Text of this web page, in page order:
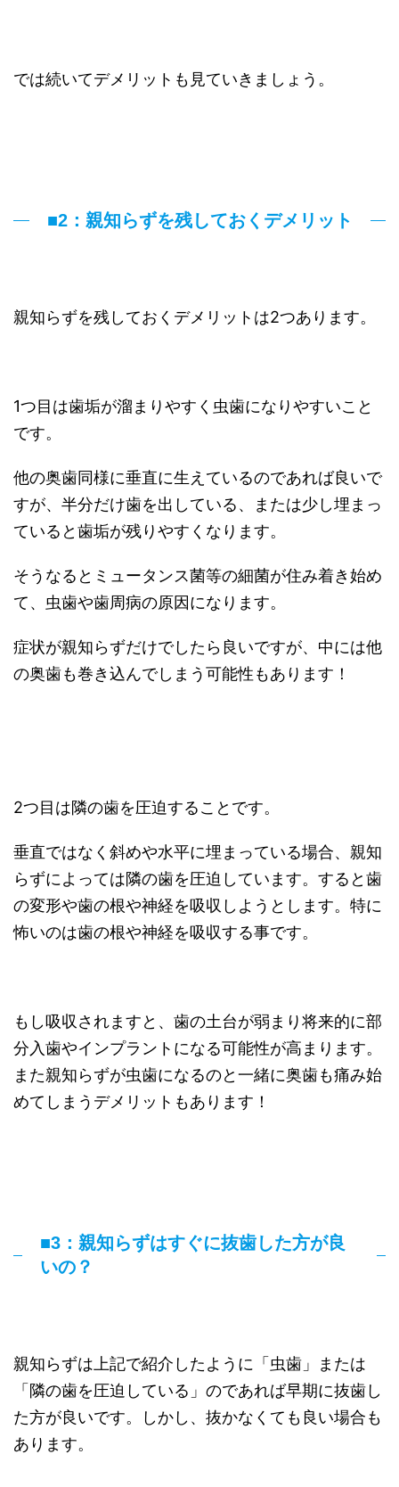
では続いてデメリットも見ていきましょう。
■2：親知らずを残しておくデメリット
親知らずを残しておくデメリットは2つあります。
1つ目は歯垢が溜まりやすく虫歯になりやすいこと
です。
他の奥歯同様に垂直に生えているのであれば良いで
すが、半分だけ歯を出している、または少し埋まっ
ていると歯垢が残りやすくなります。
そうなるとミュータンス菌等の細菌が住み着き始め
て、虫歯や歯周病の原因になります。
症状が親知らずだけでしたら良いですが、中には他
の奥歯も巻き込んでしまう可能性もあります！
2つ目は隣の歯を圧迫することです。
垂直ではなく斜めや水平に埋まっている場合、親知
らずによっては隣の歯を圧迫しています。すると歯
の変形や歯の根や神経を吸収しようとします。特に
怖いのは歯の根や神経を吸収する事です。
もし吸収されますと、歯の土台が弱まり将来的に部
分入歯やインプラントになる可能性が高まります。
また親知らずが虫歯になるのと一緒に奥歯も痛み始
めてしまうデメリットもあります！
■3：親知らずはすぐに抜歯した方が良
いの？
親知らずは上記で紹介したように「虫歯」または
「隣の歯を圧迫している」のであれば早期に抜歯し
た方が良いです。しかし、抜かなくても良い場合も
あります。